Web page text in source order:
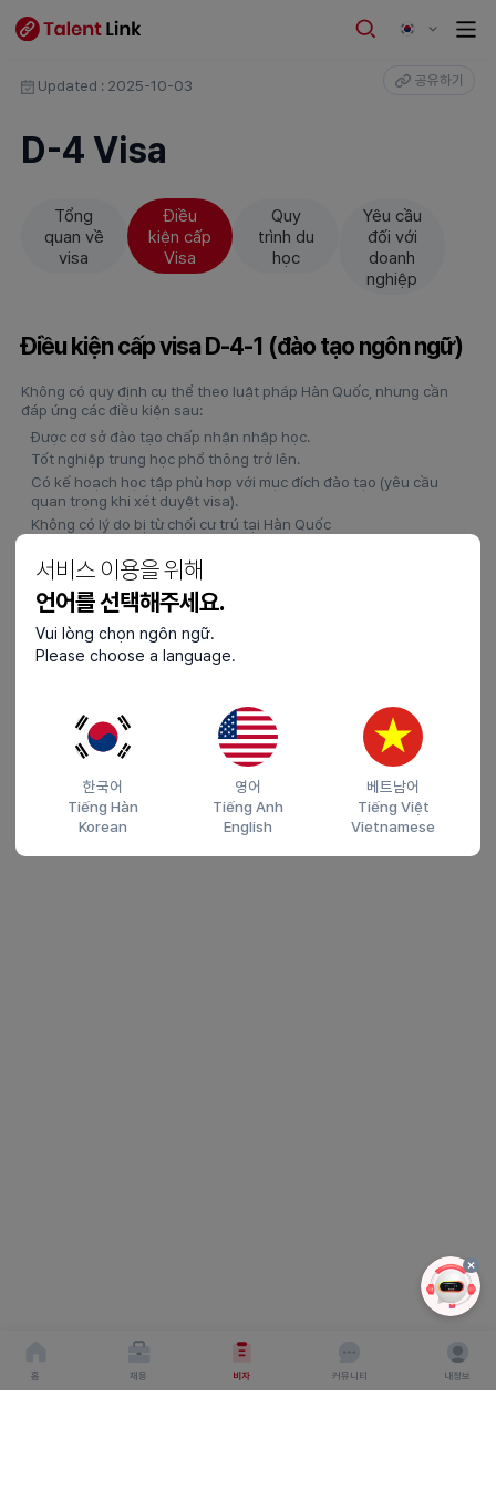
서비스 이용을 위해
언어를 선택해주세요.
Vui lòng chọn ngôn ngữ.
Please choose a language.
한국어
Tiếng Hàn
Korean
영어
Tiếng Anh
English
베트남어
Tiếng Việt
Vietnamese
홈 채용 비자 커뮤니티 내정보
Updated : 2025-10-03 공유하기
D-4 Visa
Tổng
quan về
visa
Điều
kiện cấp
Visa
Quy
trình du
học
Yêu cầu
đối với
doanh
nghiệp
Điều kiện cấp visa D-4-1 (đào tạo ngôn ngữ)
Không có quy định cụ thể theo luật pháp Hàn Quốc, nhưng cần
đáp ứng các điều kiện sau:
Được cơ sở đào tạo chấp nhận nhập học.
Tốt nghiệp trung học phổ thông trở lên.
Có kế hoạch học tập phù hợp với mục đích đào tạo (yêu cầu
quan trọng khi xét duyệt visa).
Không có lý do bị từ chối cư trú tại Hàn Quốc
Có khả năng tài chính để duy trì việc học.
Không bị nghi ngờ có ý định lưu trú bất hợp pháp.